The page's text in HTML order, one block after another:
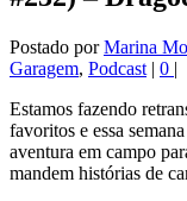
Postado porMarina
Garagem, Podcast | 0 |
Estamos fazendo
favoritos e essa
aventura em campo
mandem histórias de